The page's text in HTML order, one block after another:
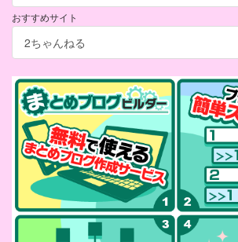
おすすめサイト
2ちゃんねる